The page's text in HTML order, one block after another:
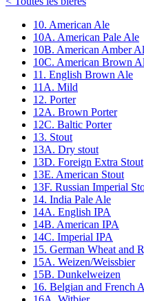
10. American Ale
10A. American Pale Ale
10B. American Amber
10C. American Brown
11. English Brown Ale
11A. Mild
12. Porter
12A. Brown Porter
12C. Baltic Porter
13. Stout
13A. Dry stout
13D. Foreign Extra Stout
13E. American Stout
13F. Russian Imperial
14. India Pale Ale
14A. English IPA
14B. American IPA
14C. Imperial IPA
15. German Wheat and
15A. Weizen/Weissbier
15B. Dunkelweizen
16. Belgian and French